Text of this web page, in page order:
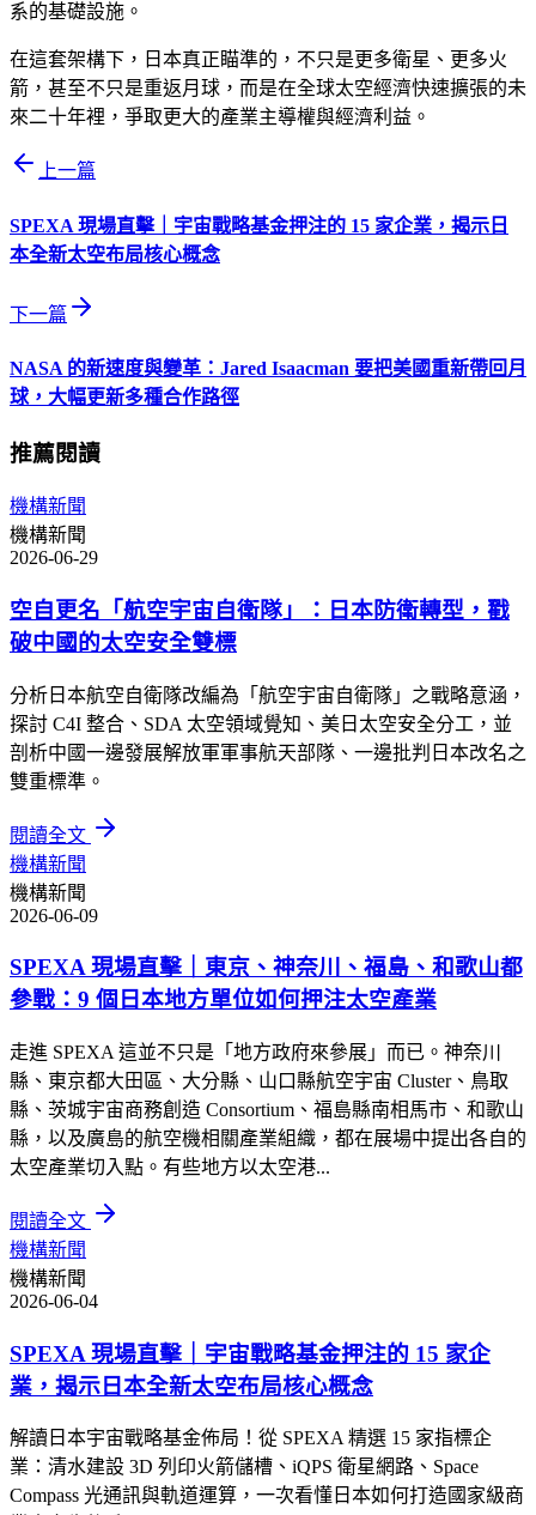
系的基礎設施。
在這套架構下，日本真正瞄準的，不只是更多衛星、更多火
箭，甚至不只是重返月球，而是在全球太空經濟快速擴張的未
來二十年裡，爭取更大的產業主導權與經濟利益。
上一篇
SPEXA 現場直擊｜宇宙戰略基金押注的 15 家企業，揭示日
本全新太空布局核心概念
下一篇
NASA 的新速度與變革：Jared Isaacman 要把美國重新帶回月
球，大幅更新多種合作路徑
推薦閱讀
機構新聞
機構新聞
2026-06-29
空自更名「航空宇宙自衛隊」：日本防衛轉型，戳
破中國的太空安全雙標
分析日本航空自衛隊改編為「航空宇宙自衛隊」之戰略意涵，
探討 C4I 整合、SDA 太空領域覺知、美日太空安全分工，並
剖析中國一邊發展解放軍軍事航天部隊、一邊批判日本改名之
雙重標準。
閱讀全文
機構新聞
機構新聞
2026-06-09
SPEXA 現場直擊｜東京、神奈川、福島、和歌山都
參戰：9 個日本地方單位如何押注太空產業
走進 SPEXA 這並不只是「地方政府來參展」而已。神奈川
縣、東京都大田區、大分縣、山口縣航空宇宙 Cluster、鳥取
縣、茨城宇宙商務創造 Consortium、福島縣南相馬市、和歌山
縣，以及廣島的航空機相關產業組織，都在展場中提出各自的
太空產業切入點。有些地方以太空港...
閱讀全文
機構新聞
機構新聞
2026-06-04
SPEXA 現場直擊｜宇宙戰略基金押注的 15 家企
業，揭示日本全新太空布局核心概念
解讀日本宇宙戰略基金佈局！從 SPEXA 精選 15 家指標企
業：清水建設 3D 列印火箭儲槽、iQPS 衛星網路、Space
Compass 光通訊與軌道運算，一次看懂日本如何打造國家級商